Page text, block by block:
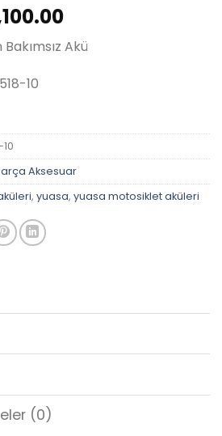
Şu
andaki
fiyat:
Akü
10
Aksesuar
, yuasa, yuasa motosiklet aküleri
(0)